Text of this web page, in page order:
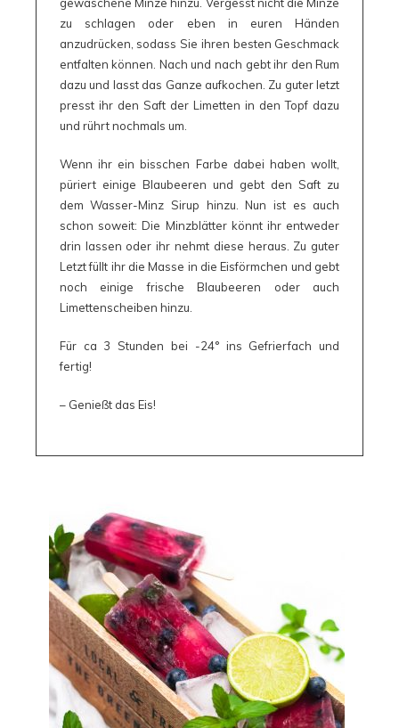
zu schlagen oder eben in euren Händen
anzudrücken, sodass Sie ihren besten Geschmack
entfalten können. Nach und nach gebt ihr den Rum
dazu und lasst das Ganze aufkochen. Zu guter letzt
presst ihr den Saft der Limetten in den Topf dazu
und rührt nochmals um.
Wenn ihr ein bisschen Farbe dabei haben wollt,
püriert einige Blaubeeren und gebt den Saft zu
dem Wasser-Minz Sirup hinzu. Nun ist es auch
schon soweit: Die Minzblätter könnt ihr entweder
drin lassen oder ihr nehmt diese heraus. Zu guter
Letzt füllt ihr die Masse in die Eisförmchen und gebt
noch einige frische Blaubeeren oder auch
Limettenscheiben hinzu.
Für ca 3 Stunden bei -24° ins Gefrierfach und
fertig!
– Genießt das Eis!